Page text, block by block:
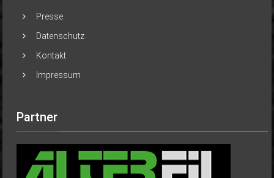
Presse
Datenschutz
Kontakt
Impressum
Partner